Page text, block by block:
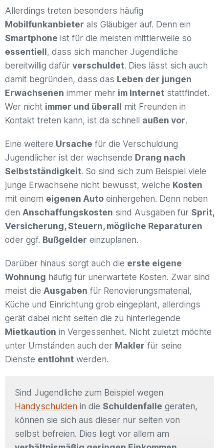
Allerdings treten besonders häufig
Mobilfunkanbieter als Gläubiger auf. Denn ein
Smartphone ist für die meisten mittlerweile so
essentiell, dass sich mancher Jugendliche
bereitwillig dafür verschuldet. Dies lässt sich auch
damit begründen, dass das Leben der jungen
Erwachsenen immer mehr im Internet stattfindet.
Wer nicht immer und überall mit Freunden in
Kontakt treten kann, ist da schnell außen vor.
Eine weitere Ursache für die Verschuldung
Jugendlicher ist der wachsende Drang nach
Selbstständigkeit. So sind sich zum Beispiel viele
junge Erwachsene nicht bewusst, welche Kosten
mit einem eigenen Auto einhergehen. Denn neben
den Anschaffungskosten sind Ausgaben für Sprit,
Versicherung, Steuern, mögliche Reparaturen
oder ggf. Bußgelder einzuplanen.
Darüber hinaus sorgt auch die erste eigene
Wohnung häufig für unerwartete Kosten. Zwar sind
meist die Ausgaben für Renovierungsmaterial,
Küche und Einrichtung grob eingeplant, allerdings
gerät dabei nicht selten die zu hinterlegende
Mietkaution in Vergessenheit. Nicht zuletzt möchte
unter Umständen auch der Makler für seine
Dienste entlohnt werden.
Sind Jugendliche zum Beispiel wegen
Handyschulden in die Schuldenfalle geraten,
können sie sich aus dieser nur selten von
selbst befreien. Dies liegt vor allem am